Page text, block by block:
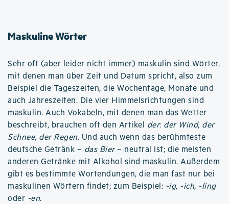
Maskuline Wörter
Sehr oft (aber leider nicht immer) maskulin sind Wörter,
mit denen man über Zeit und Datum spricht, also zum
Beispiel die Tageszeiten, die Wochentage, Monate und
auch Jahreszeiten. Die vier Himmelsrichtungen sind
maskulin. Auch Vokabeln, mit denen man das Wetter
beschreibt, brauchen oft den Artikel der: der Wind, der
Schnee, der Regen. Und auch wenn das berühmteste
deutsche Getränk – das Bier– neutral ist; die meisten
anderen Getränke mit Alkohol sind maskulin. Außerdem
gibt es bestimmte Wortendungen, die man fast nur bei
maskulinen Wörtern findet; zum Beispiel: -ig, -ich, -ling
oder -en.